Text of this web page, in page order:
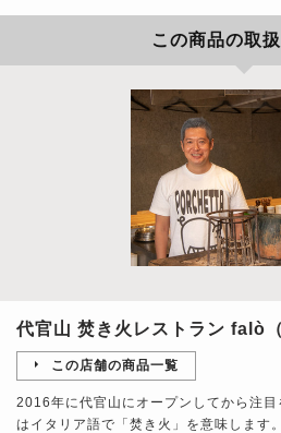
この商品の取
代官山 焚き火レストラン falò（
この店舗の商品一覧
2016年に代官山にオープンしてから注
はイタリア語で「焚き火」を意味します